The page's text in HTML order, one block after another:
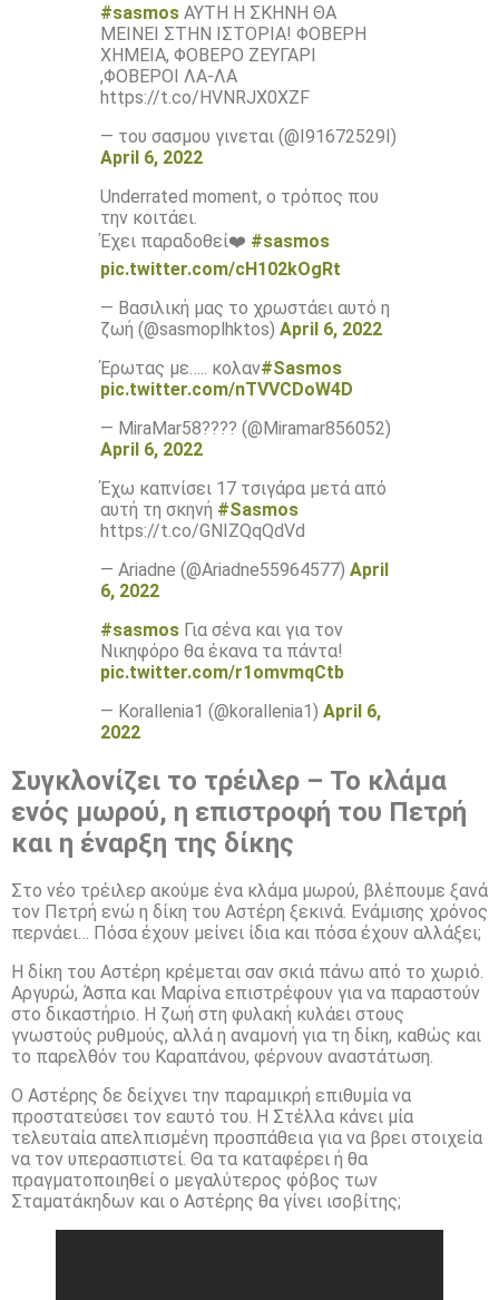
#sasmos ΑΥΤΗ Η ΣΚΗΝΗ ΘΑ
ΜΕΙΝΕΙ ΣΤΗΝ ΙΣΤΟΡΙΑ! ΦΟΒΕΡΗ
ΧΗΜΕΙΑ, ΦΟΒΕΡΟ ΖΕΥΓΑΡΙ
,ΦΟΒΕΡΟΙ ΛΑ-ΛΑ
https://t.co/HVNRJX0XZF
— του σασμου γινεται (@I91672529I)
April 6, 2022
Underrated moment, ο τρόπος που
την κοιτάει.
Έχει παραδοθεί❤️ #sasmos
pic.twitter.com/cH102kOgRt
— Βασιλική μας το χρωστάει αυτό η
ζωή (@sasmoplhktos) April 6, 2022
Έρωτας με….. κολαν#Sasmos
pic.twitter.com/nTVVCDoW4D
— MiraMar58???? (@Miramar856052)
April 6, 2022
Έχω καπνίσει 17 τσιγάρα μετά από
αυτή τη σκηνή #Sasmos
https://t.co/GNIZQqQdVd
— Ariadne (@Ariadne55964577) April
6, 2022
#sasmos Για σένα και για τον
Νικηφόρο θα έκανα τα πάντα!
pic.twitter.com/r1omvmqCtb
— Korallenia1 (@korallenia1) April 6,
2022
Συγκλονίζει το τρέιλερ – Το κλάμα
ενός μωρού, η επιστροφή του Πετρή
και η έναρξη της δίκης
Στο νέο τρέιλερ ακούμε ένα κλάμα μωρού, βλέπουμε ξανά
τον Πετρή ενώ η δίκη του Αστέρη ξεκινά. Ενάμισης χρόνος
περνάει… Πόσα έχουν μείνει ίδια και πόσα έχουν αλλάξει;
Η δίκη του Αστέρη κρέμεται σαν σκιά πάνω από το χωριό.
Αργυρώ, Άσπα και Μαρίνα επιστρέφουν για να παραστούν
στο δικαστήριο. Η ζωή στη φυλακή κυλάει στους
γνωστούς ρυθμούς, αλλά η αναμονή για τη δίκη, καθώς και
το παρελθόν του Καραπάνου, φέρνουν αναστάτωση.
Ο Αστέρης δε δείχνει την παραμικρή επιθυμία να
προστατεύσει τον εαυτό του. Η Στέλλα κάνει μία
τελευταία απελπισμένη προσπάθεια για να βρει στοιχεία
να τον υπερασπιστεί. Θα τα καταφέρει ή θα
πραγματοποιηθεί ο μεγαλύτερος φόβος των
Σταματάκηδων και ο Αστέρης θα γίνει ισοβίτης;